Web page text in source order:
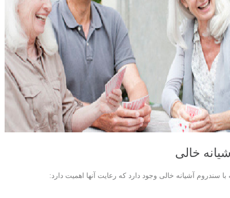
خالی
سندروم آشیانه خالی وجود دارد که رعایت آنها اهمیت دارد: